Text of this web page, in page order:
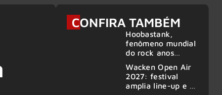
CONFIRA TAMBÉM
Hoobastank,
fenômeno mundial
do rock anos
Brasil para 6
shows
Wacken Open Air
2027: festival
amplia line-up e já